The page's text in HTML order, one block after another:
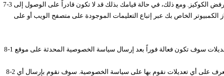
7-3 في حالة تفضيلك لذلك، يمكنك إعداد متصفح الويب الخاص بك بحيث يرفض الكوكيز. ومع ذلك، في حالة قيامك بذلك قد لا تكون قادراً على الوصول إلى
الخاص بك عبر إتباع التعليمات الموجودة على متصفح الويب أو على
8-1 قد نقوم بتحديث وتعديل سياسة الخصوصية في كل وقت. مثل هذه التعديلات سوف تكون فعالة فوراً بعد إرسال سياسة الخصوصية المحدثة على موقع
8-2 من المتوقع أنك سوف تقوم باستعراض هذه الصفحة من وقت لآخر للتعرف على أي تعديلات نقوم بها على سياسة الخصوصية. سوف نقوم بإرسال أي